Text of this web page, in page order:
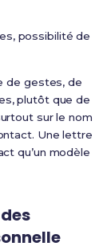
possibilité de
de gestes, de
plutôt que de
sur le nom
Une lettre
qu’un modèle